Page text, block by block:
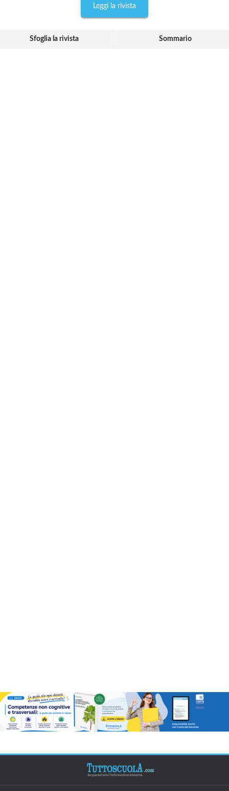
Leggi la rivista
Sfoglia la rivista Sommario